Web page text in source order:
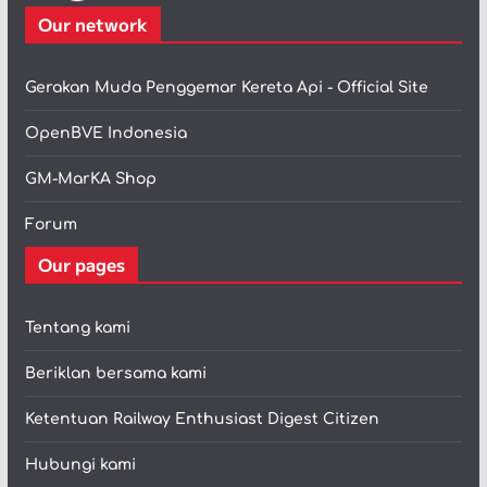
Our network
Gerakan Muda Penggemar Kereta Api - Official Site
OpenBVE Indonesia
GM-MarKA Shop
Forum
Our pages
Tentang kami
Beriklan bersama kami
Ketentuan Railway Enthusiast Digest Citizen
Hubungi kami